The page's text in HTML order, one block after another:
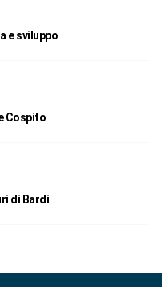
e sviluppo
Cospito
di Bardi